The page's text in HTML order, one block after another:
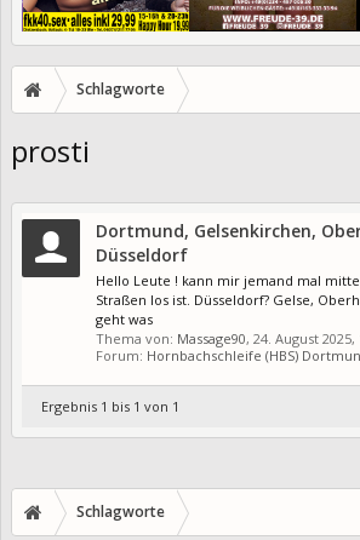
Schlagworte
prosti
Dortmund, Gelsenkirchen,
Düsseldorf
Hello Leute ! kann mir jemand mal
Straßen los ist. Düsseldorf? Gelse,
geht was
Thema von: Massage90, 24. August 2025,
Forum: Hornbachschleife (HBS)
Ergebnis 1 bis 1 von 1
Schlagworte